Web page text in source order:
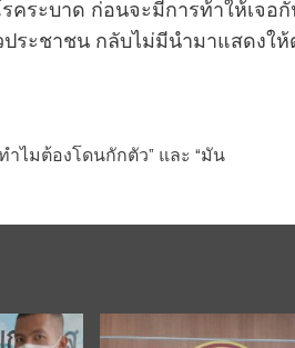
คระบาด ก่อนจะมีการท้าให้เจอ
ระชาชน กลับไม่มีนำมาแสดงให้
ทำไมต้องโดนกักตัว” และ “มัน